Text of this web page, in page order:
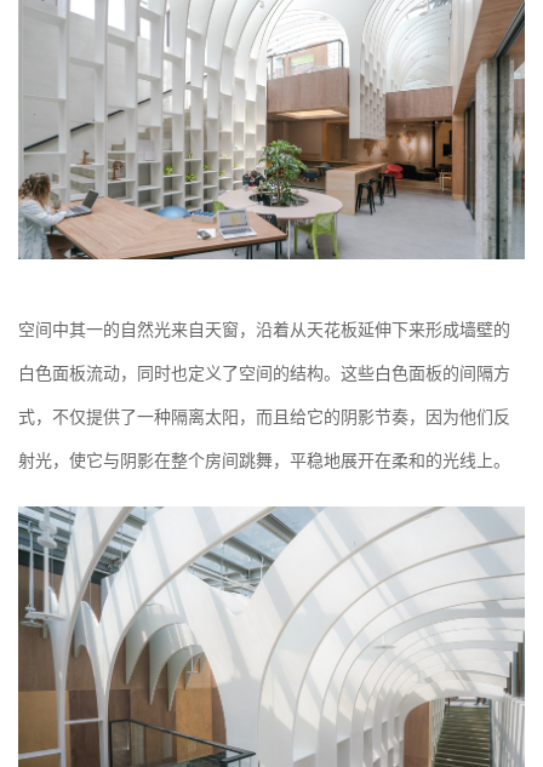
空间中其一的自然光来自天窗，沿着从天花板延伸下来形成墙壁的
白色面板流动，同时也定义了空间的结构。这些白色面板的间隔方
式，不仅提供了一种隔离太阳，而且给它的阴影节奏，因为他们反
射光，使它与阴影在整个房间跳舞，平稳地展开在柔和的光线上。